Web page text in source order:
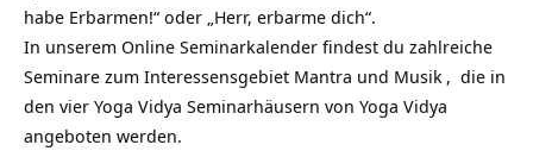
habe Erbarmen!“ oder „Herr, erbarme dich“.
In unserem Online Seminarkalender findest du zahlreiche
Seminare zum Interessensgebiet Mantra und Musik , die in
den vier Yoga Vidya Seminarhäusern von Yoga Vidya
angeboten werden.